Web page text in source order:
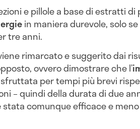
e pillole a base di estratti di
in maniera durevole, solo
tre anni.
rimarcato e suggerito dai
ovvero dimostrare che l’
sfruttata per tempi più brevi
– quindi della durata di due
comunque efficace e